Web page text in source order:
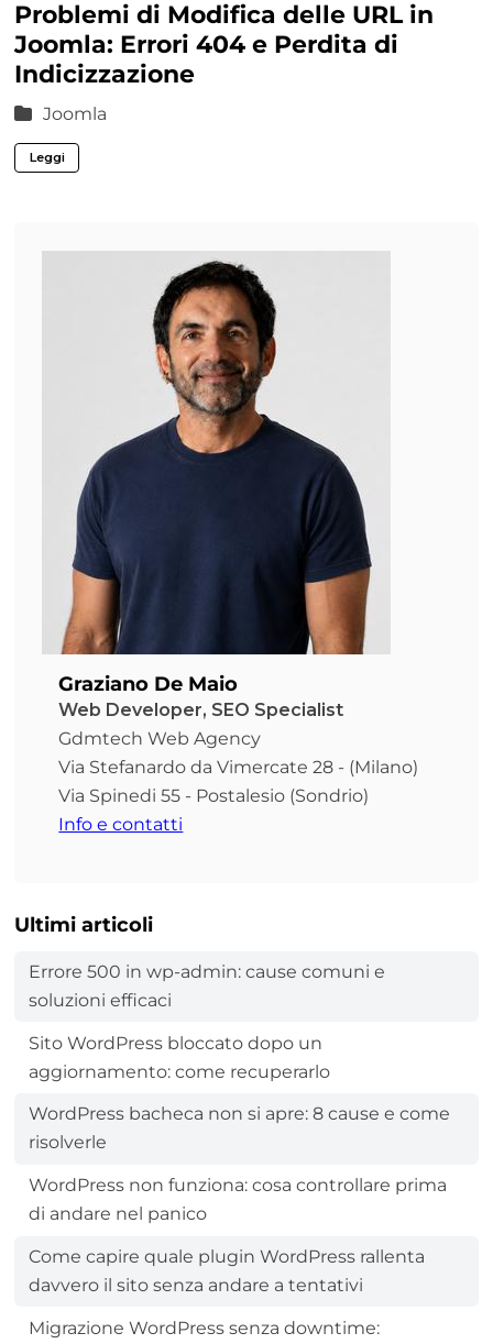
Problemi di Modifica delle URL in
Joomla: Errori 404 e Perdita di
Indicizzazione
Joomla
Leggi
Graziano De Maio
Web Developer, SEO Specialist
Gdmtech Web Agency
Via Stefanardo da Vimercate 28 - (Milano)
Via Spinedi 55 - Postalesio (Sondrio)
Info e contatti
Ultimi articoli
Errore 500 in wp-admin: cause comuni e
soluzioni efficaci
Sito WordPress bloccato dopo un
aggiornamento: come recuperarlo
WordPress bacheca non si apre: 8 cause e come
risolverle
WordPress non funziona: cosa controllare prima
di andare nel panico
Come capire quale plugin WordPress rallenta
davvero il sito senza andare a tentativi
Migrazione WordPress senza downtime: